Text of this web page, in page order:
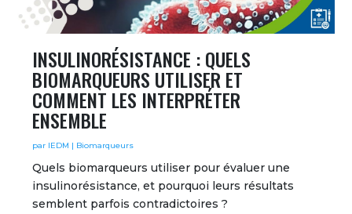
INSULINORÉSISTANCE : QUELS
BIOMARQUEURS UTILISER ET
COMMENT LES INTERPRÉTER
ENSEMBLE
par IEDM | Biomarqueurs
Quels biomarqueurs utiliser pour évaluer une
insulinorésistance, et pourquoi leurs résultats
semblent parfois contradictoires ?